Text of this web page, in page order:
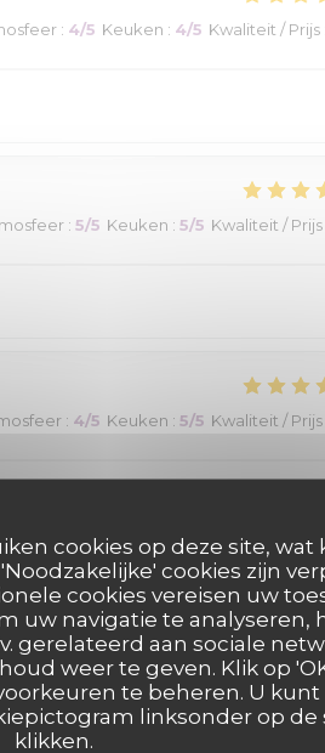
cookies op deze site, wat
cookies zijn
cookies vereisen uw
uw navigatie te analyseren,
gerelateerd aan sociale
weer te geven. Klik op
te beheren. U
linksonder op de
klikken.
: 4/5 Keuken : 4/5 Kwaliteit / Prijs
: 5/5 Keuken : 5/5 Kwaliteit / Prijs
: 4/5 Keuken : 5/5 Kwaliteit / Prijs
:4/5 Keuken:5 /5 Kwaliteit / Prijs
également. Un plaisir d'avoir